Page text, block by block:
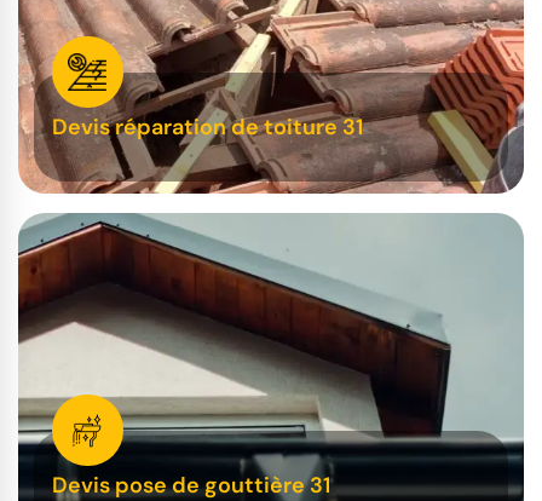
Devis réparation de toiture 31
Devis pose de gouttière 31